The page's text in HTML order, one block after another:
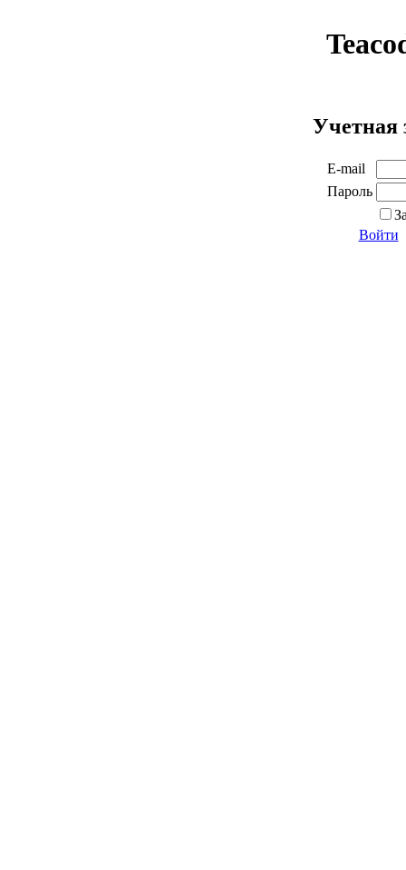
Учетная
E-mail
Пароль
Войти